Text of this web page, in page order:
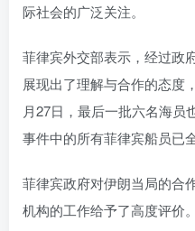
际社会的广泛关注。
菲律宾外交部表示，经过政
展现出了理解与合作的态度
月27日，最后一批六名海员
事件中的所有菲律宾船员已
菲律宾政府对伊朗当局的合
机构的工作给予了高度评价。